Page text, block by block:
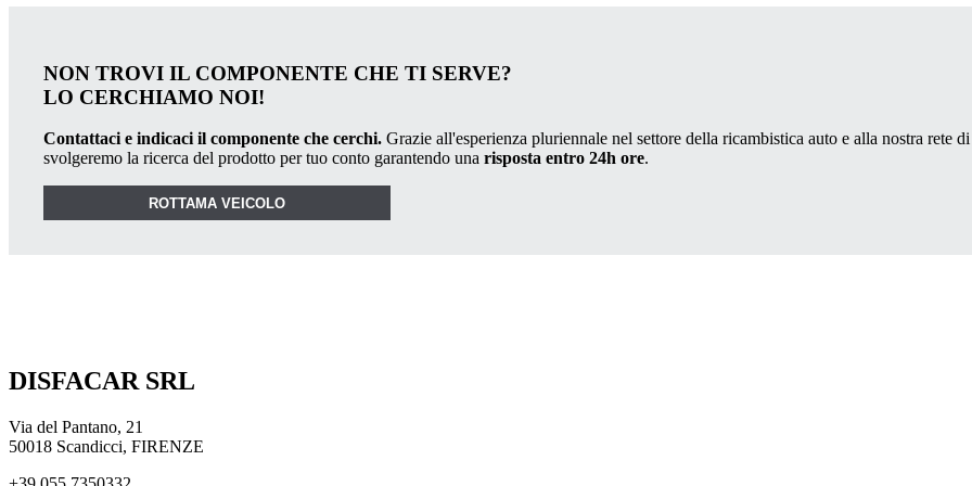
NON TROVI IL COMPONENTE CHE TI SERVE?
LO CERCHIAMO NOI!
Contattaci e indicaci il componente che cerchi. Grazie all'esperienza pluriennale nel settore della ricambistica auto e alla nostra rete di
svolgeremo la ricerca del prodotto per tuo conto garantendo una risposta entro 24h ore.
ROTTAMA VEICOLO
DISFACAR SRL
Via del Pantano, 21
50018 Scandicci, FIRENZE